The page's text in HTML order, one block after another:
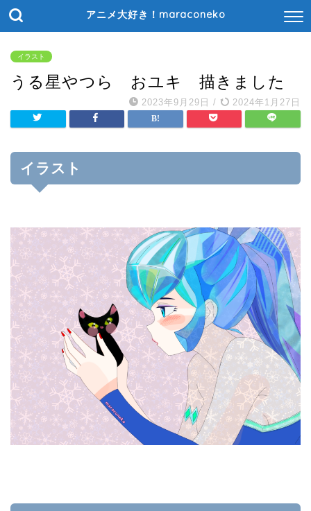
アニメ大好き！maraconeko
イラスト
うる星やつら おユキ 描きました
2023年9月29日 / 2024年1月27日
イラスト